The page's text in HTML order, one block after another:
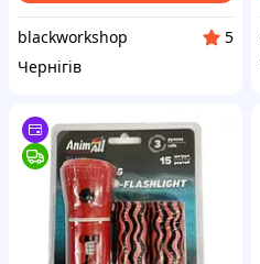
blackworkshop
5
Чернігів